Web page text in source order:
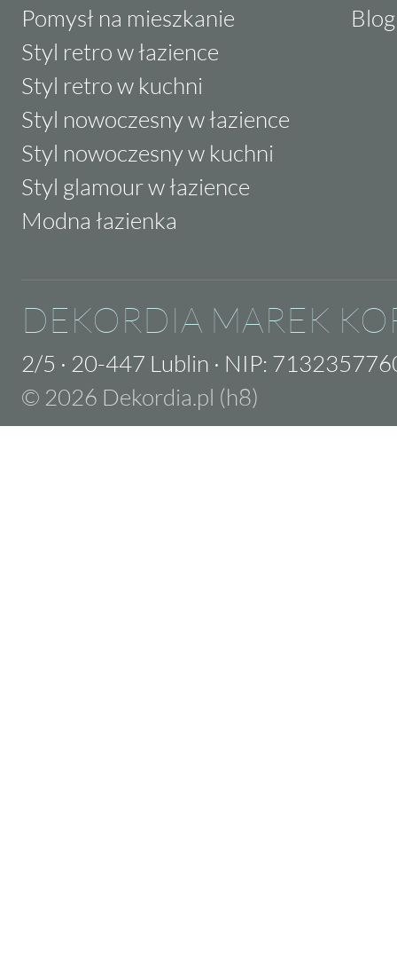
Pomysł na mieszkanie
Styl retro w łazience
Styl retro w kuchni
Styl nowoczesny w łazience
Styl nowoczesny w kuchni
Styl glamour w łazience
Modna łazienka
Blog
DEKORDIA MAREK
2/5 · 20-447 Lublin · NIP:
© 2026 Dekordia.pl (h8)